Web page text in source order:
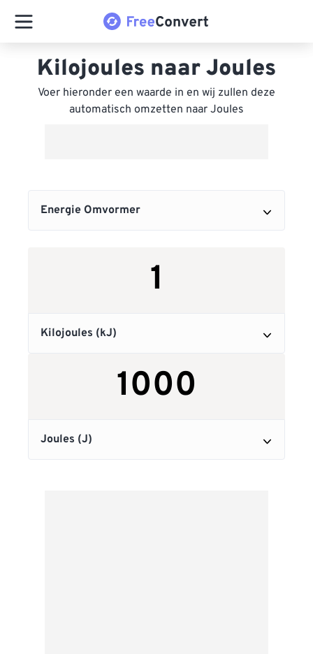
Kilojoules naar Joules
Voer hieronder een waarde in en wij zullen deze
automatisch omzetten naar Joules